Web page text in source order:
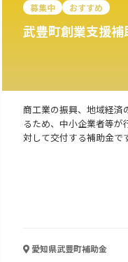
募集中 おすすめ
武豊町創業支援補
商工業の振興、地域経済
るため、中小企業者等が
対して交付する補助金です
愛知県武豊町補助金